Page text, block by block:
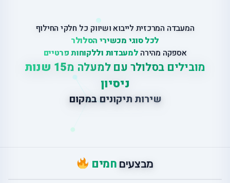
המעבדה המרכזית לייבוא ושיווק כל חלקי החילוף
לכל סוגי מכשירי הסלולר
אספקה מהירה למעבדות וללקוחות פרטיים
מובילים בסלולר עם למעלה מ
15 שנות
ניסיון
שירות תיקוניםבמקום
מבצעים חמים